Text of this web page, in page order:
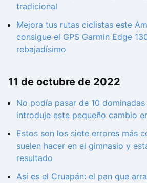
tradicional
Mejora tus rutas ciclistas este
consigue el GPS Garmin Edge
rebajadísimo
11 de octubre de 2022
No podía pasar de 10
introduje este pequeño cambio
Estos son los siete errores más
suelen hacer en el gimnasio y
resultado
Así es el Cruapán: el pan que